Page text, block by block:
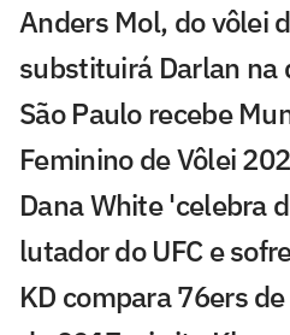
Anders Mol, do vôlei
substituirá Darlan na
São Paulo recebe
Feminino de Vôlei
Dana White 'celebra
lutador do UFC e
KD compara 76ers